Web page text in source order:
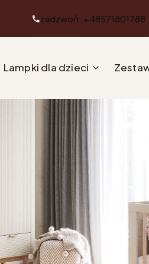
zadzwoń: +48571801788
Lampki dla dzieci